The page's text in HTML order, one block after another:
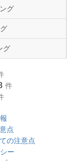
グ
グ
件
点
の注意点
ー